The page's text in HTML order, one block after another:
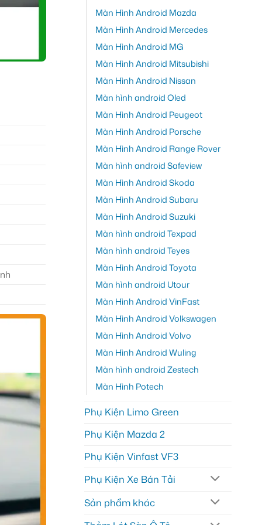
Màn Hình Android Mazda
Màn Hình Android Mercedes
Màn Hình Android MG
Màn Hình Android Mitsubishi
Màn Hình Android Nissan
Màn hình android Oled
Màn Hình Android Peugeot
Màn Hình Android Porsche
Màn Hình Android Range Rover
Màn hình android Safeview
Màn Hình Android Skoda
Màn Hình Android Subaru
Màn Hình Android Suzuki
Màn hình android Texpad
Màn hình android Teyes
Màn Hình Android Toyota
Màn hình android Utour
Màn Hình Android VinFast
Màn Hình Android Volkswagen
Màn Hình Android Volvo
Màn Hình Android Wuling
Màn hình android Zestech
Màn Hình Potech
Phụ Kiện Limo Green
Phụ Kiện Mazda 2
Phụ Kiện Vinfast VF3
Phụ Kiện Xe Bán Tải
Sản phẩm khác